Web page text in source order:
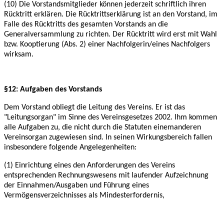
(10) Die Vorstandsmitglieder können jederzeit schriftlich ihren
Rücktritt erklären. Die Rücktrittserklärung ist an den Vorstand, im
Falle des Rücktritts des gesamten Vorstands an die
Generalversammlung zu richten. Der Rücktritt wird erst mit Wahl
bzw. Kooptierung (Abs. 2) einer Nachfolgerin/eines Nachfolgers
wirksam.
§12: Aufgaben des Vorstands
Dem Vorstand obliegt die Leitung des Vereins. Er ist das
"Leitungsorgan" im Sinne des Vereinsgesetzes 2002. Ihm kommen
alle Aufgaben zu, die nicht durch die Statuten einemanderen
Vereinsorgan zugewiesen sind. In seinen Wirkungsbereich fallen
insbesondere folgende Angelegenheiten:
(1) Einrichtung eines den Anforderungen des Vereins
entsprechenden Rechnungswesens mit laufender Aufzeichnung
der Einnahmen/Ausgaben und Führung eines
Vermögensverzeichnisses als Mindesterfordernis,